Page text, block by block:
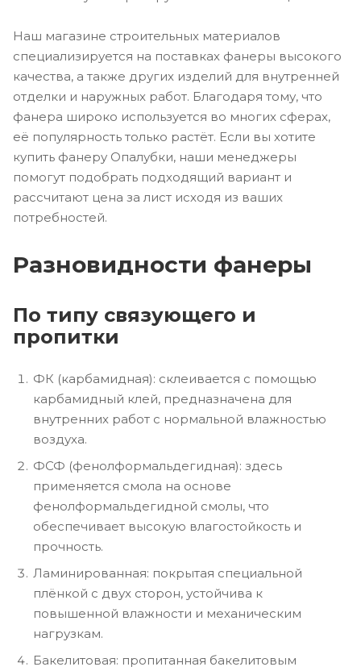
Наш магазине строительных материалов
специализируется на поставках фанеры высокого
качества, а также других изделий для внутренней
отделки и наружных работ. Благодаря тому, что
фанера широко используется во многих сферах,
её популярность только растёт. Если вы хотите
купить фанеру Опалубки, наши менеджеры
помогут подобрать подходящий вариант и
рассчитают цена за лист исходя из ваших
потребностей.
Разновидности фанеры
По типу связующего и
пропитки
ФК (карбамидная): склеивается с помощью
карбамидный клей, предназначена для
внутренних работ с нормальной влажностью
воздуха.
ФСФ (фенолформальдегидная): здесь
применяется смола на основе
фенолформальдегидной смолы, что
обеспечивает высокую влагостойкость и
прочность.
Ламинированная: покрытая специальной
плёнкой с двух сторон, устойчива к
повышенной влажности и механическим
нагрузкам.
Бакелитовая: пропитанная бакелитовым